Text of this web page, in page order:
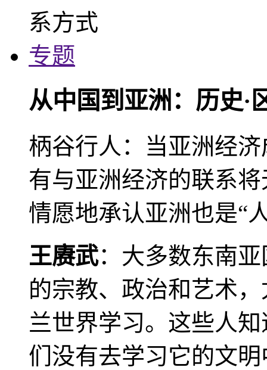
专题
从中国到亚洲：历史·
柄谷行人：当亚洲经
有与亚洲经济的联系
情愿地承认亚洲也是“
王赓武：大多数东南
的宗教、政治和艺术
兰世界学习。这些人
们没有去学习它的文